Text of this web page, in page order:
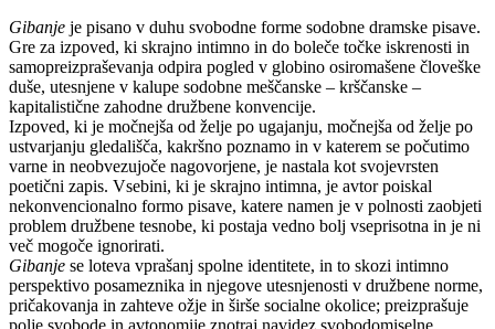
Gibanje je pisano v duhu svobodne forme sodobne dramske pisave.
Gre za izpoved, ki skrajno intimno in do boleče točke iskrenosti in
samopreizpraševanja odpira pogled v globino osiromašene človeške
duše, utesnjene v kalupe sodobne meščanske – krščanske –
kapitalistične zahodne družbene konvencije.
Izpoved, ki je močnejša od želje po ugajanju, močnejša od želje po
ustvarjanju gledališča, kakršno poznamo in v katerem se počutimo
varne in neobvezujoče nagovorjene, je nastala kot svojevrsten
poetični zapis. Vsebini, ki je skrajno intimna, je avtor poiskal
nekonvencionalno formo pisave, katere namen je v polnosti zaobjeti
problem družbene tesnobe, ki postaja vedno bolj vseprisotna in je ni
več mogoče ignorirati.
Gibanje se loteva vprašanj spolne identitete, in to skozi intimno
perspektivo posameznika in njegove utesnjenosti v družbene norme,
pričakovanja in zahteve ožje in širše socialne okolice; preizprašuje
polje svobode in avtonomije znotraj navidez svobodomiselne